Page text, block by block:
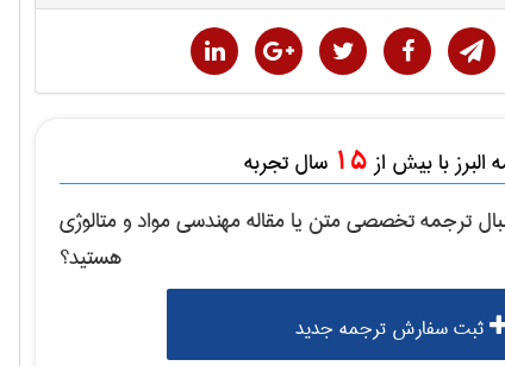
با بیش از 15 سال تجربه
ترجمه تخصصی متن یا مقالهمهندسی مواد و متالوژی
هستید؟
ثبت سفارش ترجمه جدید